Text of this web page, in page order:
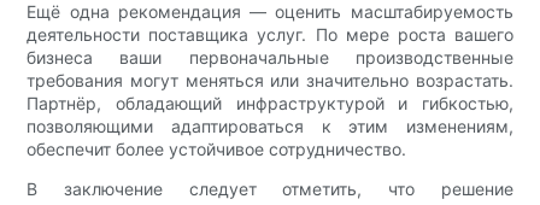
Ещё одна рекомендация — оценить масштабируемость
деятельности поставщика услуг. По мере роста вашего
бизнеса ваши первоначальные производственные
требования могут меняться или значительно возрастать.
Партнёр, обладающий инфраструктурой и гибкостью,
позволяющими адаптироваться к этим изменениям,
обеспечит более устойчивое сотрудничество.
В заключение следует отметить, что решение